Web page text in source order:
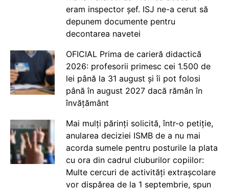
eram inspector șef. ISJ ne-a cerut să
depunem documente pentru
decontarea navetei
OFICIAL Prima de carieră didactică
2026: profesorii primesc cei 1.500 de
lei până la 31 august și îi pot folosi
până în august 2027 dacă rămân în
învățământ
Mai mulți părinți solicită, într-o petiție,
anularea deciziei ISMB de a nu mai
acorda sumele pentru posturile la plata
cu ora din cadrul cluburilor copiilor:
Multe cercuri de activități extrașcolare
vor dispărea de la 1 septembrie, spun